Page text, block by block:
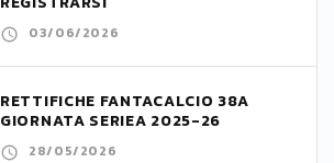
03/06/2026
RETTIFICHE FANTACALCIO 38A
GIORNATA SERIEA 2025-26
28/05/2026